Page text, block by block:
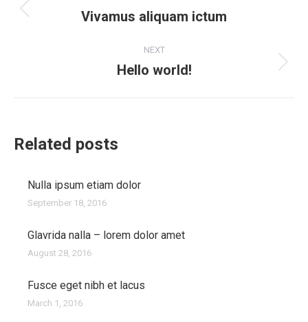
navigation
Previous
Vivamus aliquam ictum
NEXT
Next
Hello world!
Related posts
Nulla ipsum etiam dolor
September 18, 2016
Glavrida nalla – lorem dolor amet
August 28, 2016
Fusce eget nibh et lacus
March 1, 2016